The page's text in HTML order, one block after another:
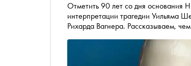
Отметить 90 лет со дня основания
интерпретации трагедии Уильяма
Рихарда Вагнера. Рассказываем,